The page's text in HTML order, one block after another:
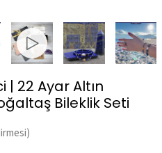
| 22 Ayar Altın
Bileklik Seti